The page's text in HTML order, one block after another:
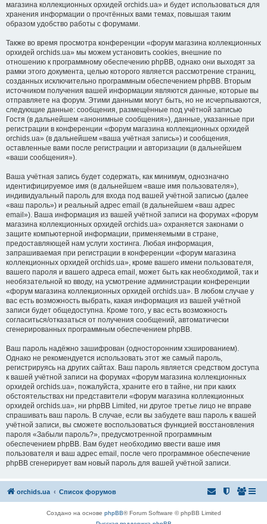
магазина коллекционных орхидей orchids.ua» и будет использоваться для
хранения информации о прочтённых вами темах, повышая таким
образом удобство работы с форумами.
Также во время просмотра конференции «форум магазина коллекционных
орхидей orchids.ua» мы можем установить cookies, внешние по
отношению к программному обеспечению phpBB, однако они выходят за
рамки этого документа, целью которого является рассмотрение страниц,
созданных исключительно программным обеспечением phpBB. Вторым
источником получения вашей информации являются данные, которые вы
отправляете на форум. Этими данными могут быть, но не исчерпываются,
следующие данные: сообщения, размещённые под учётной записью
Гостя (в дальнейшем «анонимные сообщения»), данные, указанные при
регистрации в конференции «форум магазина коллекционных орхидей
orchids.ua» (в дальнейшем «ваша учётная запись») и сообщения,
оставленные вами после регистрации и авторизации (в дальнейшем
«ваши сообщения»).
Ваша учётная запись будет содержать, как минимум, однозначно
идентифицируемое имя (в дальнейшем «ваше имя пользователя»),
индивидуальный пароль для входа под вашей учётной записью (далее
«ваш пароль») и реальный адрес email (в дальнейшем «ваш адрес
email»). Ваша информация из вашей учётной записи на форумах «форум
магазина коллекционных орхидей orchids.ua» охраняется законами о
защите компьютерной информации, применяемыми в стране,
предоставляющей нам услуги хостинга. Любая информация,
запрашиваемая при регистрации в конференции «форум магазина
коллекционных орхидей orchids.ua», кроме вашего имени пользователя,
вашего пароля и вашего адреса email, может быть как необходимой, так и
необязательной ко вводу, на усмотрение администрации конференции
«форум магазина коллекционных орхидей orchids.ua». В любом случае у
вас есть возможность выбрать, какая информация из вашей учётной
записи будет общедоступна. Кроме того, у вас есть возможность
согласиться/отказаться от получения сообщений, автоматически
сгенерированных программным обеспечением phpBB.
Ваш пароль надёжно зашифрован (односторонним хэшированием).
Однако не рекомендуется использовать этот же самый пароль,
регистрируясь на других сайтах. Ваш пароль является средством доступа
к вашей учётной записи на форумах «форум магазина коллекционных
орхидей orchids.ua», пожалуйста, храните его в тайне, ни при каких
обстоятельствах ни представители «форум магазина коллекционных
орхидей orchids.ua», ни phpBB Limited, ни другое третье лицо не вправе
спрашивать ваш пароль. В случае, если вы забудете ваш пароль к вашей
учётной записи, вы сможете воспользоваться функцией восстановления
пароля «Забыли пароль?», предусмотренной программным
обеспечением phpBB. Вам будет необходимо ввести ваше имя
пользователя и ваш адрес email, после чего программное обеспечение
phpBB сгенерирует вам новый пароль для вашей учётной записи.
orchids.ua Список форумов
Создано на основе phpBB® Forum Software © phpBB Limited